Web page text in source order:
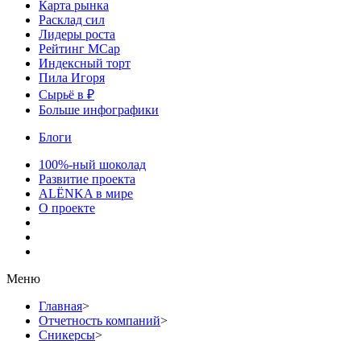
Карта рынка
Расклад сил
Лидеры роста
Рейтинг MCap
Индексный торт
Пила Игоря
Сырьё в ₽
Больше инфографики
Блоги
100%-ный шоколад
Развитие проекта
ALЁNKA в мире
О проекте
Меню
Главная>
Отчетность компаний>
Сникерсы>